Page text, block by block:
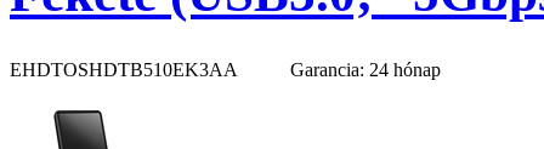
EHDTOSHDTB510EK3AA Garancia: 24 hónap